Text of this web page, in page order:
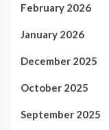
February 2026
January 2026
December 2025
October 2025
September 2025